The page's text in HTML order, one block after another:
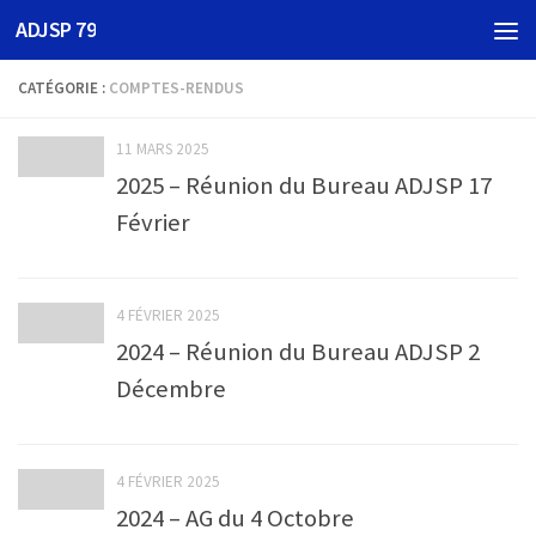
Skip to content
ADJSP 79
CATÉGORIE : COMPTES-RENDUS
11 MARS 2025
2025 – Réunion du Bureau ADJSP 17
Février
4 FÉVRIER 2025
2024 – Réunion du Bureau ADJSP 2
Décembre
4 FÉVRIER 2025
2024 – AG du 4 Octobre